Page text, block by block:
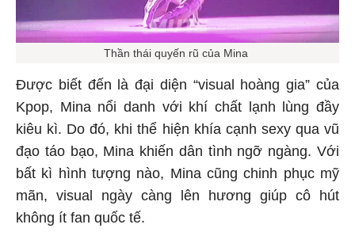
Thần thái quyến rũ của Mina
Được biết đến là đại diện “visual hoàng gia” của
Kpop, Mina nổi danh với khí chất lạnh lùng đầy
kiêu kì. Do đó, khi thể hiện khía cạnh sexy qua vũ
đạo táo bạo, Mina khiến dân tình ngỡ ngàng. Với
bất kì hình tượng nào, Mina cũng chinh phục mỹ
mãn, visual ngày càng lên hương giúp cô hút
không ít fan quốc tế.